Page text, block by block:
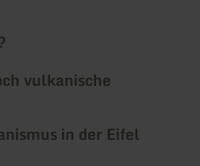
vulkanische
in der Eifel